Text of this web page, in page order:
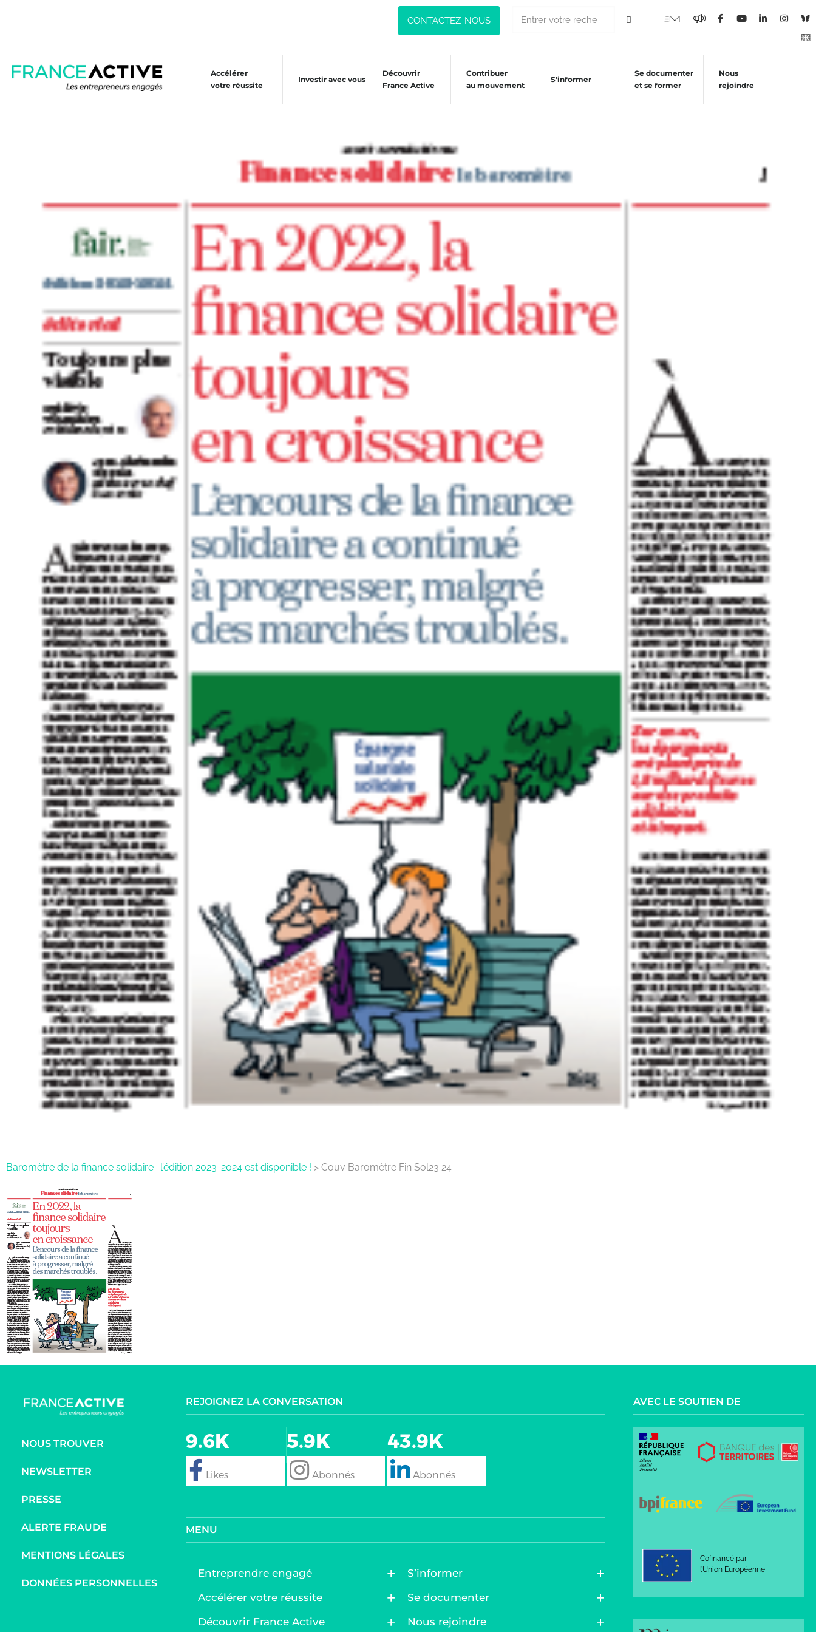
CONTACTEZ-NOUS
Accélérer
votre réussite
Investir avec vous
Découvrir
France Active
Contribuer
au mouvement
S’informer
Se documenter
et se former
Nous
rejoindre
Baromètre de la finance solidaire : l’édition 2023-2024 est disponible ! > Couv Baromètre Fin Sol23 24
NOUS TROUVER
NEWSLETTER
PRESSE
ALERTE FRAUDE
MENTIONS LÉGALES
DONNÉES PERSONNELLES
REJOIGNEZ LA CONVERSATION
9.6K
follow
5.9K
follow
43.9K
Follow
MENU
Entreprendre engagé
Accélérer votre réussite
Découvrir France Active
S’informer
Se documenter
Nous rejoindre
AVEC LE SOUTIEN DE
Cofinancé par
l’Union Européenne